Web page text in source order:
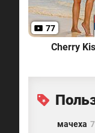
77
Cherry
мачеха